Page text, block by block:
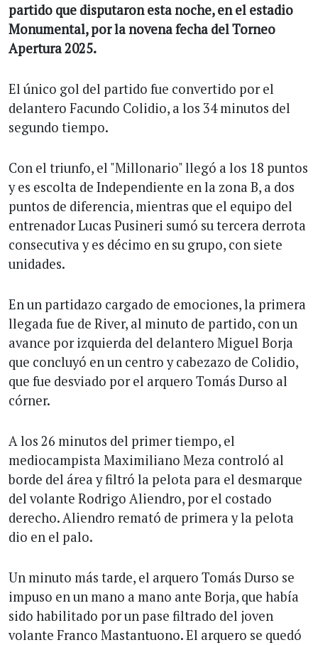
partido que disputaron esta noche, en el estadio
Monumental, por la novena fecha del Torneo
Apertura 2025.
El único gol del partido fue convertido por el
delantero Facundo Colidio, a los 34 minutos del
segundo tiempo.
Con el triunfo, el "Millonario" llegó a los 18 puntos
y es escolta de Independiente en la zona B, a dos
puntos de diferencia, mientras que el equipo del
entrenador Lucas Pusineri sumó su tercera derrota
consecutiva y es décimo en su grupo, con siete
unidades.
En un partidazo cargado de emociones, la primera
llegada fue de River, al minuto de partido, con un
avance por izquierda del delantero Miguel Borja
que concluyó en un centro y cabezazo de Colidio,
que fue desviado por el arquero Tomás Durso al
córner.
A los 26 minutos del primer tiempo, el
mediocampista Maximiliano Meza controló al
borde del área y filtró la pelota para el desmarque
del volante Rodrigo Aliendro, por el costado
derecho. Aliendro remató de primera y la pelota
dio en el palo.
Un minuto más tarde, el arquero Tomás Durso se
impuso en un mano a mano ante Borja, que había
sido habilitado por un pase filtrado del joven
volante Franco Mastantuono. El arquero se quedó